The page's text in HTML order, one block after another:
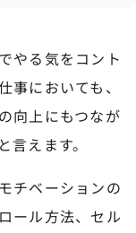
やる気をコント
事においても、
向上にもつなが
えます。
チベーションの
ール方法、セル